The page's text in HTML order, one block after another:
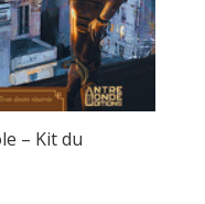
– Kit du